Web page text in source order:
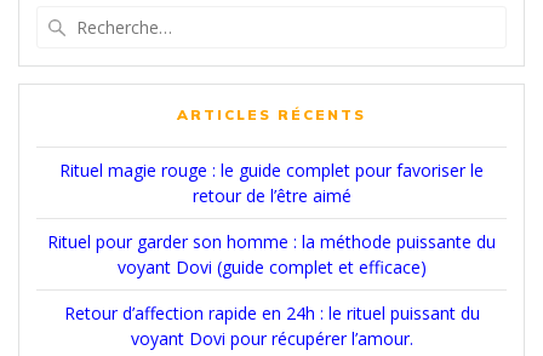
:
ARTICLES RÉCENTS
Rituel magie rouge : le guide complet pour favoriser le
retour de l’être aimé
Rituel pour garder son homme : la méthode puissante du
voyant Dovi (guide complet et efficace)
Retour d’affection rapide en 24h : le rituel puissant du
voyant Dovi pour récupérer l’amour.